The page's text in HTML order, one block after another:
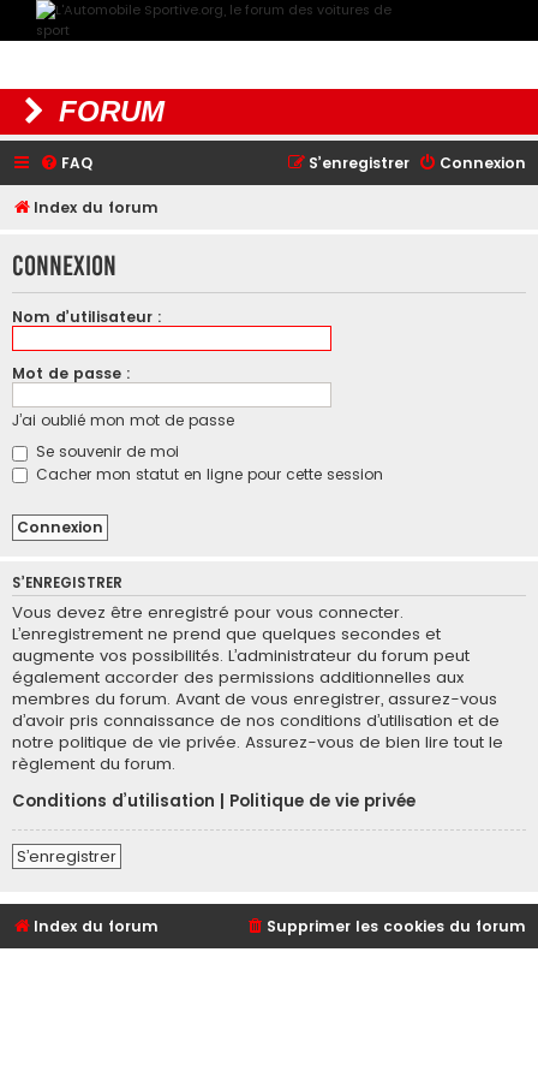
FORUM
FAQ Connexion
S’enregistrer
Index du forum
Connexion
Nom d’utilisateur :
Mot de passe :
J’ai oublié mon mot de passe
Se souvenir de moi
Cacher mon statut en ligne pour cette session
S’ENREGISTRER
Vous devez être enregistré pour vous connecter.
L’enregistrement ne prend que quelques secondes et
augmente vos possibilités. L’administrateur du forum peut
également accorder des permissions additionnelles aux
membres du forum. Avant de vous enregistrer, assurez-vous
d’avoir pris connaissance de nos conditions d’utilisation et de
notre politique de vie privée. Assurez-vous de bien lire tout le
règlement du forum.
Conditions d’utilisation
Politique de vie privée
S’enregistrer
Index du forum Supprimer les cookies du forum